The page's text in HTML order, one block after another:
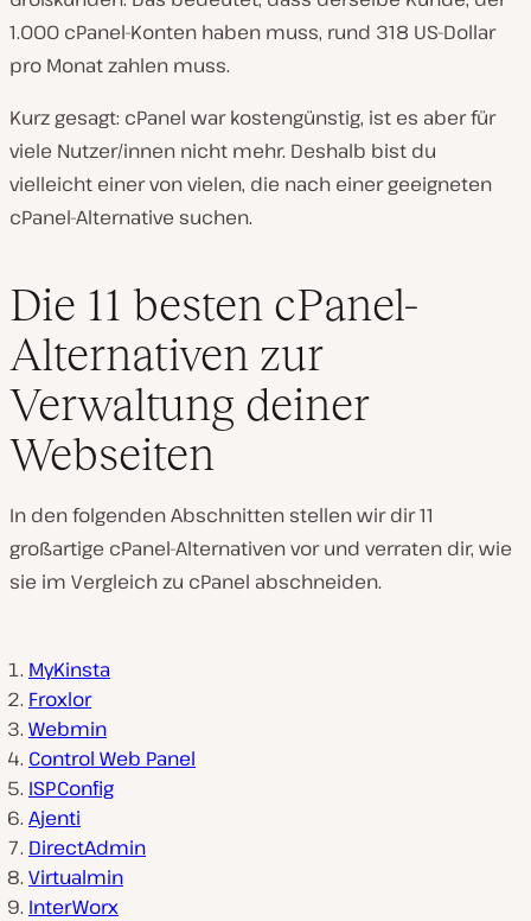
1.000 cPanel-Konten haben muss, rund 318 US-Dollar
pro Monat zahlen muss.
Kurz gesagt: cPanel war kostengünstig, ist es aber für
viele Nutzer/innen nicht mehr. Deshalb bist du
vielleicht einer von vielen, die nach einer geeigneten
cPanel-Alternative suchen.
Die 11 besten cPanel-
Alternativen zur
Verwaltung deiner
Webseiten
In den folgenden Abschnitten stellen wir dir 11
großartige cPanel-Alternativen vor und verraten dir, wie
sie im Vergleich zu cPanel abschneiden.
MyKinsta
Froxlor
Webmin
Control Web Panel
ISPConfig
Ajenti
DirectAdmin
Virtualmin
InterWorx